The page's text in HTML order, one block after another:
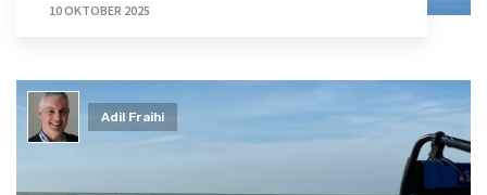
10 OKTOBER 2025
Adil Fraihi